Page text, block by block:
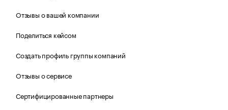
Отзывы о вашей компании
Поделиться кейсом
Создать профиль группы компаний
Отзывы о сервисе
Сертифицированные партнеры